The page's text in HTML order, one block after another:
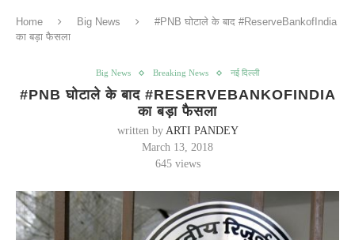
Home Big News
#PNB घोटाले के बाद #ReserveBankofIndia
का बड़ा फैसला
Big News Breaking News नई दिल्ली
#PNB घोटाले के बाद #RESERVEBANKOFINDIA
का बड़ा फैसला
written by ARTI PANDEY
March 13, 2018
645views